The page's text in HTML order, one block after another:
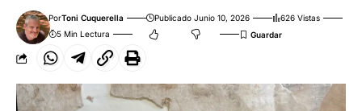
PorToni Cuquerella Publicado Junio 10, 2026
626 Vistas
5 Min Lectura